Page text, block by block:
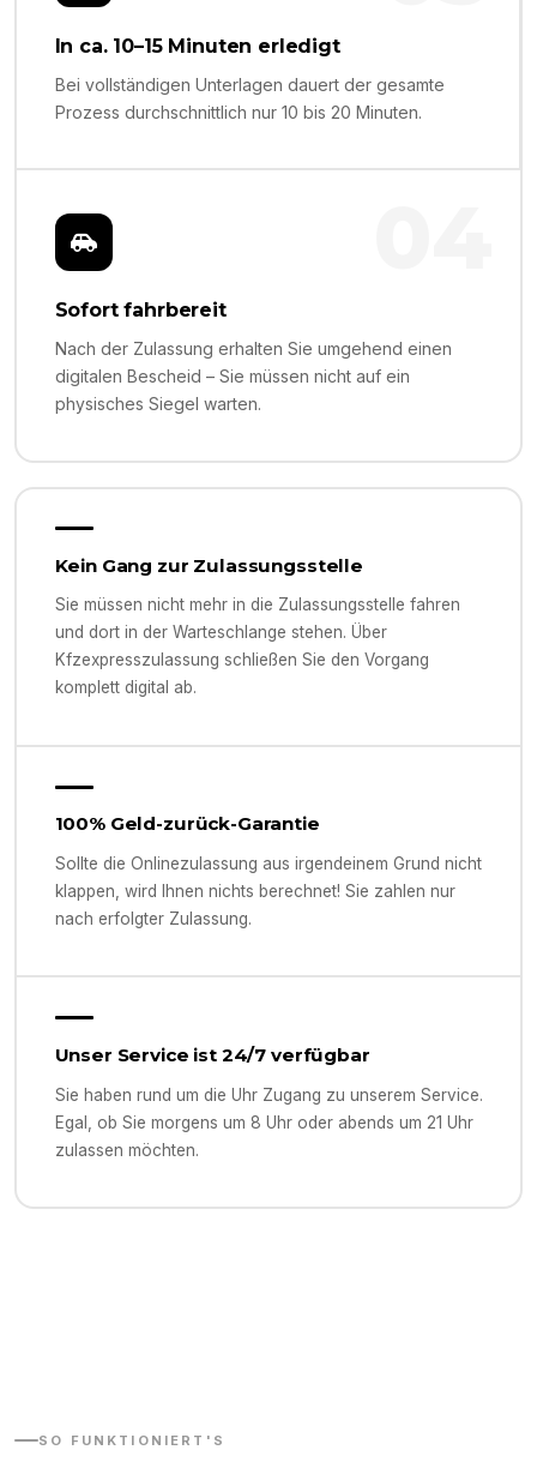
In ca. 10–15 Minuten erledigt
Bei vollständigen Unterlagen dauert der gesamte
Prozess durchschnittlich nur 10 bis 20 Minuten.
Sofort fahrbereit
Nach der Zulassung erhalten Sie umgehend einen
digitalen Bescheid – Sie müssen nicht auf ein
physisches Siegel warten.
Kein Gang zur Zulassungsstelle
Sie müssen nicht mehr in die Zulassungsstelle fahren
und dort in der Warteschlange stehen. Über
Kfzexpresszulassung schließen Sie den Vorgang
komplett digital ab.
100% Geld-zurück-Garantie
Sollte die Onlinezulassung aus irgendeinem Grund nicht
klappen, wird Ihnen nichts berechnet! Sie zahlen nur
nach erfolgter Zulassung.
Unser Service ist 24/7 verfügbar
Sie haben rund um die Uhr Zugang zu unserem Service.
Egal, ob Sie morgens um 8 Uhr oder abends um 21 Uhr
zulassen möchten.
SO FUNKTIONIERT'S